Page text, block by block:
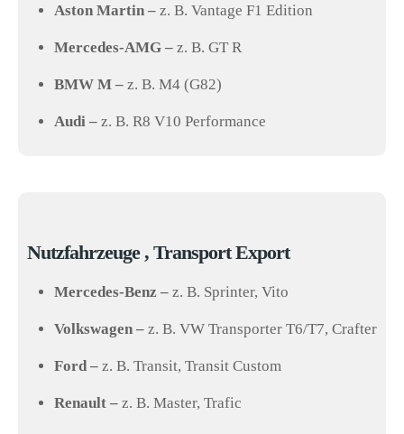
Aston Martin – z. B. Vantage F1 Edition
Mercedes-AMG – z. B. GT R
BMW M – z. B. M4 (G82)
Audi – z. B. R8 V10 Performance
Nutzfahrzeuge , Transport Export
Mercedes-Benz – z. B. Sprinter, Vito
Volkswagen – z. B. VW Transporter T6/T7, Crafter
Ford – z. B. Transit, Transit Custom
Renault – z. B. Master, Trafic